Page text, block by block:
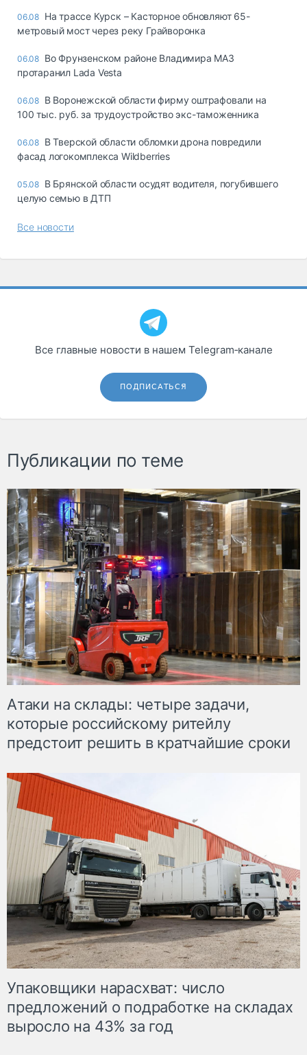
06.08 На трассе Курск – Касторное обновляют 65-
метровый мост через реку Грайворонка
06.08 Во Фрунзенском районе Владимира МАЗ
протаранил Lada Vesta
06.08 В Воронежской области фирму оштрафовали на
100 тыс. руб. за трудоустройство экс-таможенника
06.08 В Тверской области обломки дрона повредили
фасад логокомплекса Wildberries
05.08 В Брянской области осудят водителя, погубившего
целую семью в ДТП
Все новости
Все главные новости в нашем Telegram‑канале
ПОДПИСАТЬСЯ
Публикации по теме
Атаки на склады: четыре задачи,
которые российскому ритейлу
предстоит решить в кратчайшие сроки
Упаковщики нарасхват: число
предложений о подработке на складах
выросло на 43% за год